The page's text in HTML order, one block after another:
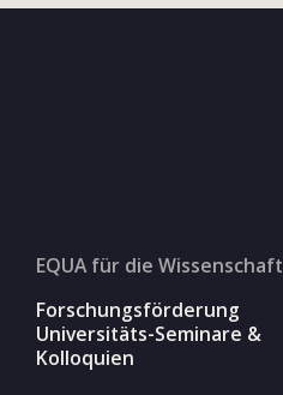
EQUA für die Wissenschaft
Forschungsförderung
Universitäts-Seminare &
Kolloquien